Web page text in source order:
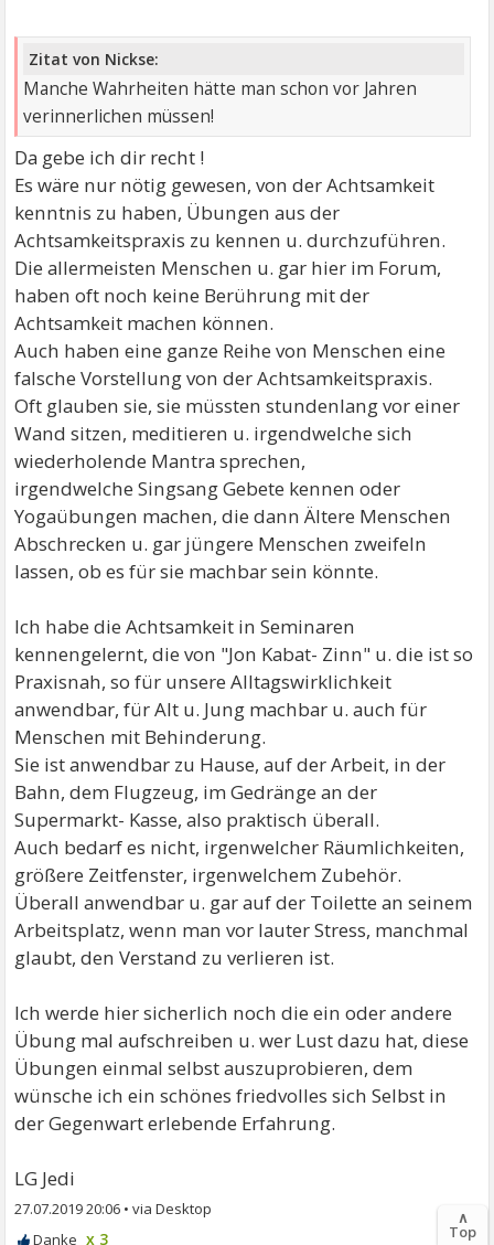
Zitat von Nickse:
Manche Wahrheiten hätte man schon vor Jahren
verinnerlichen müssen!
Da gebe ich dir recht !
Es wäre nur nötig gewesen, von der Achtsamkeit
kenntnis zu haben, Übungen aus der
Achtsamkeitspraxis zu kennen u. durchzuführen.
Die allermeisten Menschen u. gar hier im Forum,
haben oft noch keine Berührung mit der
Achtsamkeit machen können.
Auch haben eine ganze Reihe von Menschen eine
falsche Vorstellung von der Achtsamkeitspraxis.
Oft glauben sie, sie müssten stundenlang vor einer
Wand sitzen, meditieren u. irgendwelche sich
wiederholende Mantra sprechen,
irgendwelche Singsang Gebete kennen oder
Yogaübungen machen, die dann Ältere Menschen
Abschrecken u. gar jüngere Menschen zweifeln
lassen, ob es für sie machbar sein könnte.
Ich habe die Achtsamkeit in Seminaren
kennengelernt, die von "Jon Kabat- Zinn" u. die ist so
Praxisnah, so für unsere Alltagswirklichkeit
anwendbar, für Alt u. Jung machbar u. auch für
Menschen mit Behinderung.
Sie ist anwendbar zu Hause, auf der Arbeit, in der
Bahn, dem Flugzeug, im Gedränge an der
Supermarkt- Kasse, also praktisch überall.
Auch bedarf es nicht, irgenwelcher Räumlichkeiten,
größere Zeitfenster, irgenwelchem Zubehör.
Überall anwendbar u. gar auf der Toilette an seinem
Arbeitsplatz, wenn man vor lauter Stress, manchmal
glaubt, den Verstand zu verlieren ist.
Ich werde hier sicherlich noch die ein oder andere
Übung mal aufschreiben u. wer Lust dazu hat, diese
Übungen einmal selbst auszuprobieren, dem
wünsche ich ein schönes friedvolles sich Selbst in
der Gegenwart erlebende Erfahrung.
LG Jedi
27.07.2019 20:06 •
x 3
∧
Top